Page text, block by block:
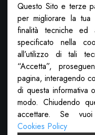
Questo Sito e terze
per migliorare la tua
finalità tecniche ed
specificato nella
all’utilizzo di tali
“Accetta”,
pagina, interagendo
di questa informativa
modo. Chiudendo
accettare. Se
Cookies Policy